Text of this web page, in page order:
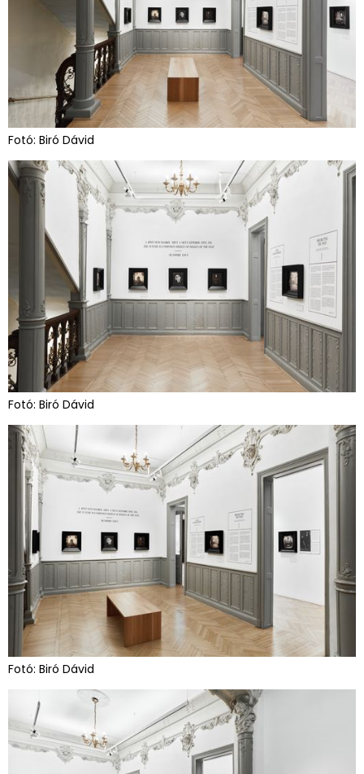
Fotó: Biró Dávid
Fotó: Biró Dávid
Fotó: Biró Dávid